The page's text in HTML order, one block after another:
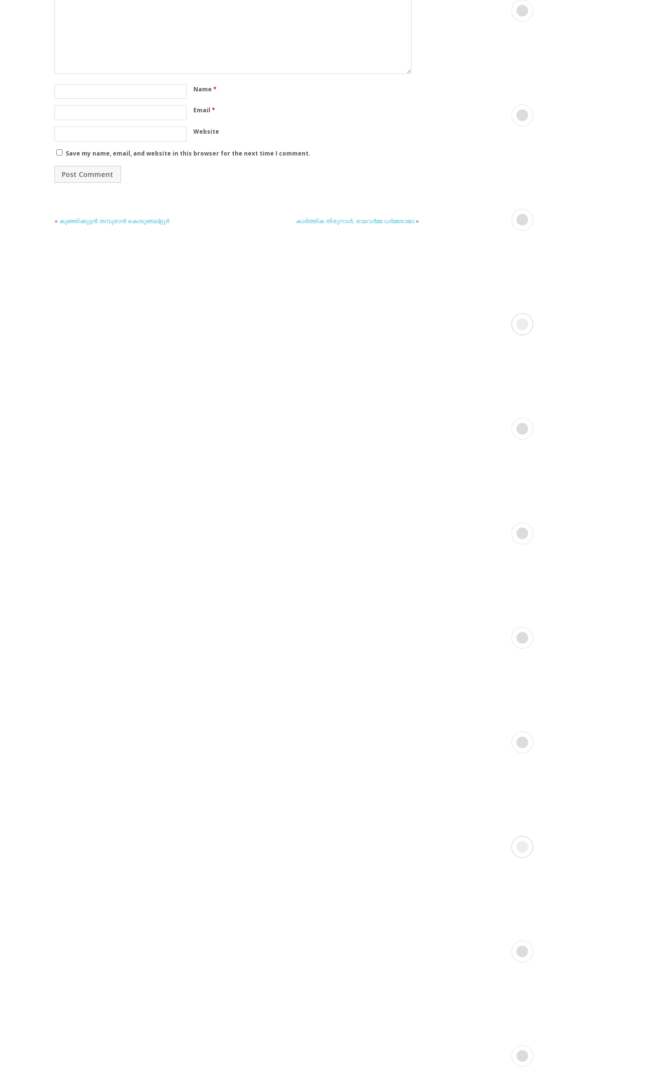
Name *
Email *
Website
Save my name, email, and website in this browser for the next time I comment.
« കുഞ്ഞിക്കുട്ടന്‍ തമ്പുരാന്‍ കൊടുങ്ങല്‌ളൂര്‍ കാര്‍ത്തിക തിരുനാള്‍, രാമവര്‍മ്മ ധര്‍മ്മരാജാ»